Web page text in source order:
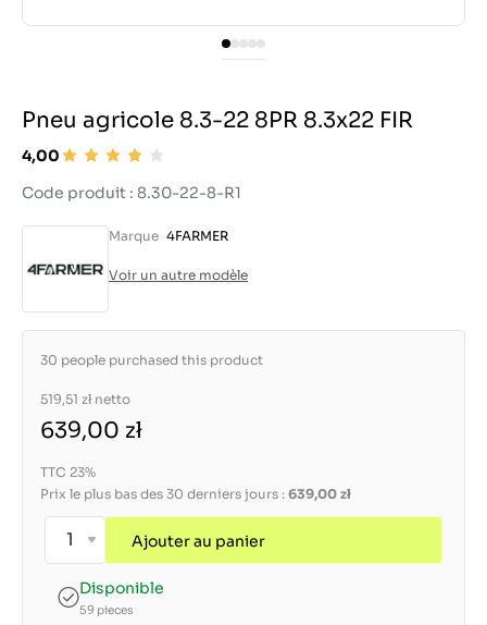
Pneu agricole 8.3-22 8PR 8.3x22 FIR
4,00
Code produit : 8.30-22-8-R1
Marque 4FARMER
Voir un autre modèle
30 people purchased this product
519,51 zł netto
639,00 zł
TTC 23%
Prix le plus bas des 30 derniers jours : 639,00 zł
Ajouter au panier
Disponible
59 pieces